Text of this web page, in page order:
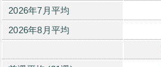
2026年7月平均
2026年8月平均